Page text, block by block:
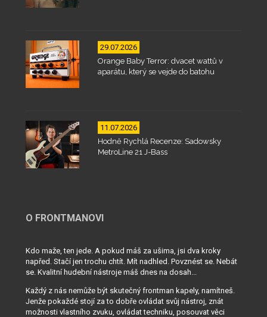
29.07.2026
Orange Baby Terror: dvacet wattů v
aparátu, který se vejde do batohu
11.07.2026
Hodně Rychlá Recenze: Sadowsky
MetroLine 21 J-Bass
O FRONTMANOVI
Kdo maže, ten jede. A pokud máš za ušima, jsi dva kroky
napřed. Stačí jen trochu chtít. Mít nadhled. Povznést se. Nebát
se. Kvalitní hudební nástroje máš dnes na dosah...
Každý z nás nemůže být skutečný frontman kapely, namítneš.
Jenže pokaždé stojí za to dobře ovládat svůj nástroj, znát
možnosti vlastního zvuku, ovládat techniku, posouvat věci